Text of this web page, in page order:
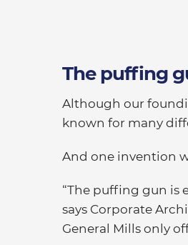
The puffing
Although our
known for many
And one invention
“The puffing gun is
says Corporate
General Mills only